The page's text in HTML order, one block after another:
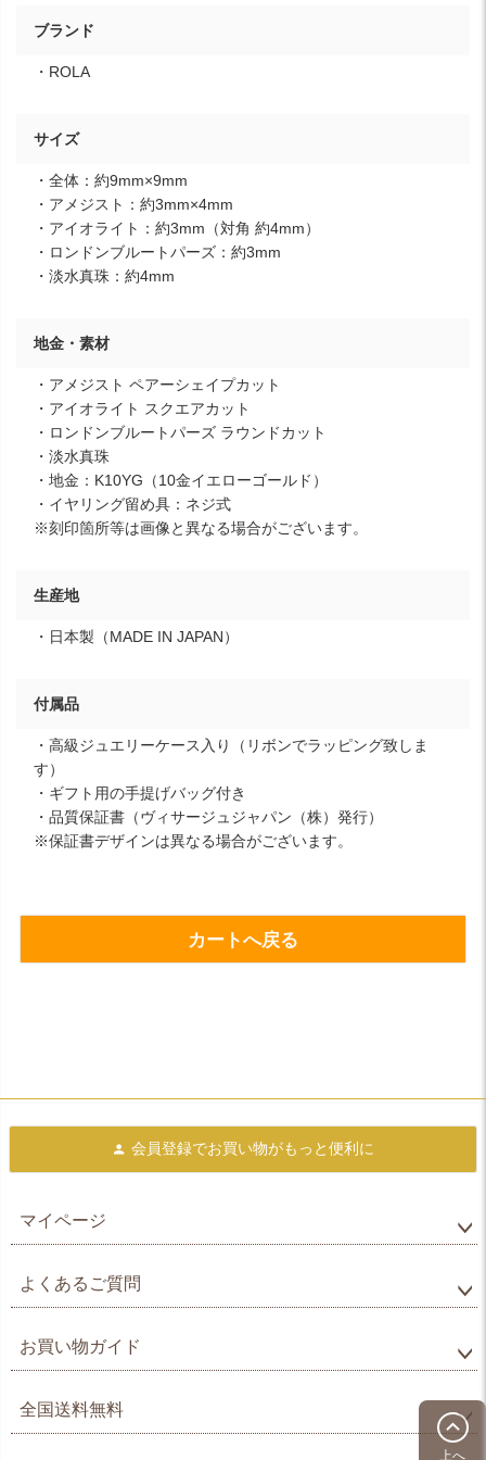
ブランド
・ROLA
サイズ
・全体：約9mm×9mm
・アメジスト：約3mm×4mm
・アイオライト：約3mm（対角 約4mm）
・ロンドンブルートパーズ：約3mm
・淡水真珠：約4mm
地金・素材
・アメジスト ペアーシェイプカット
・アイオライト スクエアカット
・ロンドンブルートパーズ ラウンドカット
・淡水真珠
・地金：K10YG（10金イエローゴールド）
・イヤリング留め具：ネジ式
※刻印箇所等は画像と異なる場合がございます。
生産地
・日本製（MADE IN JAPAN）
付属品
・高級ジュエリーケース入り（リボンでラッピング致しま
す）
・ギフト用の手提げバッグ付き
・品質保証書（ヴィサージュジャパン（株）発行）
※保証書デザインは異なる場合がございます。
カートへ戻る
上へ
会員登録でお買い物がもっと便利に
マイページ
よくあるご質問
お買い物ガイド
全国送料無料